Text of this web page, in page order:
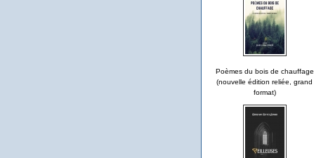
Poèmes du bois de chauffage
(nouvelle édition reliée, grand
format)